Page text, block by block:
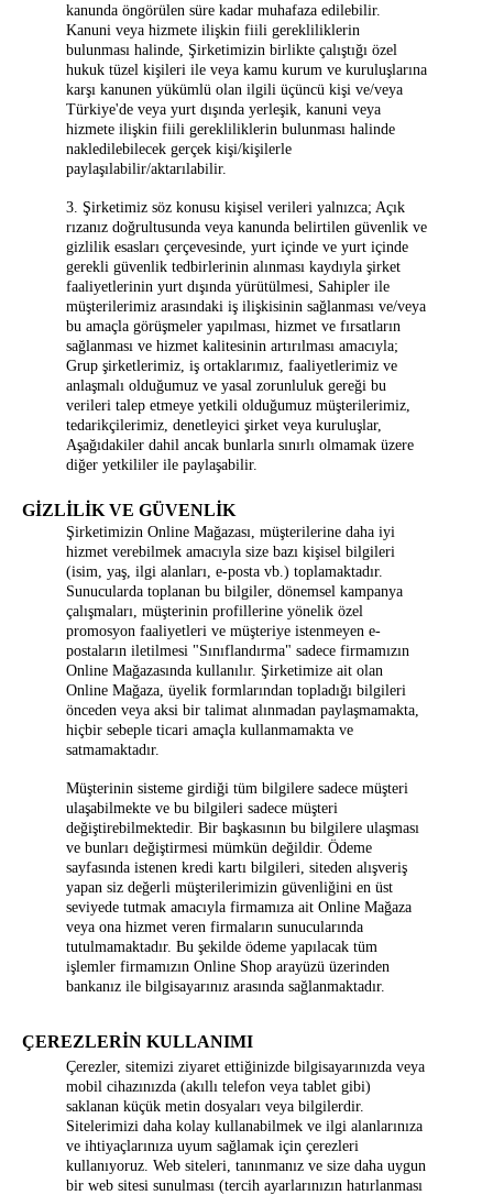
kanunda öngörülen süre kadar muhafaza edilebilir.
Kanuni veya hizmete ilişkin fiili gerekliliklerin
bulunması halinde, Şirketimizin birlikte çalıştığı özel
hukuk tüzel kişileri ile veya kamu kurum ve kuruluşlarına
karşı kanunen yükümlü olan ilgili üçüncü kişi ve/veya
Türkiye'de veya yurt dışında yerleşik, kanuni veya
hizmete ilişkin fiili gerekliliklerin bulunması halinde
nakledilebilecek gerçek kişi/kişilerle
paylaşılabilir/aktarılabilir.
3. Şirketimiz söz konusu kişisel verileri yalnızca; Açık
rızanız doğrultusunda veya kanunda belirtilen güvenlik ve
gizlilik esasları çerçevesinde, yurt içinde ve yurt içinde
gerekli güvenlik tedbirlerinin alınması kaydıyla şirket
faaliyetlerinin yurt dışında yürütülmesi, Sahipler ile
müşterilerimiz arasındaki iş ilişkisinin sağlanması ve/veya
bu amaçla görüşmeler yapılması, hizmet ve fırsatların
sağlanması ve hizmet kalitesinin artırılması amacıyla;
Grup şirketlerimiz, iş ortaklarımız, faaliyetlerimiz ve
anlaşmalı olduğumuz ve yasal zorunluluk gereği bu
verileri talep etmeye yetkili olduğumuz müşterilerimiz,
tedarikçilerimiz, denetleyici şirket veya kuruluşlar,
Aşağıdakiler dahil ancak bunlarla sınırlı olmamak üzere
diğer yetkililer ile paylaşabilir.
GİZLİLİK VE GÜVENLİK
Şirketimizin Online Mağazası, müşterilerine daha iyi
hizmet verebilmek amacıyla size bazı kişisel bilgileri
(isim, yaş, ilgi alanları, e-posta vb.) toplamaktadır.
Sunucularda toplanan bu bilgiler, dönemsel kampanya
çalışmaları, müşterinin profillerine yönelik özel
promosyon faaliyetleri ve müşteriye istenmeyen e-
postaların iletilmesi "Sınıflandırma" sadece firmamızın
Online Mağazasında kullanılır. Şirketimize ait olan
Online Mağaza, üyelik formlarından topladığı bilgileri
önceden veya aksi bir talimat alınmadan paylaşmamakta,
hiçbir sebeple ticari amaçla kullanmamakta ve
satmamaktadır.
Müşterinin sisteme girdiği tüm bilgilere sadece müşteri
ulaşabilmekte ve bu bilgileri sadece müşteri
değiştirebilmektedir. Bir başkasının bu bilgilere ulaşması
ve bunları değiştirmesi mümkün değildir. Ödeme
sayfasında istenen kredi kartı bilgileri, siteden alışveriş
yapan siz değerli müşterilerimizin güvenliğini en üst
seviyede tutmak amacıyla firmamıza ait Online Mağaza
veya ona hizmet veren firmaların sunucularında
tutulmamaktadır. Bu şekilde ödeme yapılacak tüm
işlemler firmamızın Online Shop arayüzü üzerinden
bankanız ile bilgisayarınız arasında sağlanmaktadır.
ÇEREZLERİN KULLANIMI
Çerezler, sitemizi ziyaret ettiğinizde bilgisayarınızda veya
mobil cihazınızda (akıllı telefon veya tablet gibi)
saklanan küçük metin dosyaları veya bilgilerdir.
Sitelerimizi daha kolay kullanabilmek ve ilgi alanlarınıza
ve ihtiyaçlarınıza uyum sağlamak için çerezleri
kullanıyoruz. Web siteleri, tanınmanız ve size daha uygun
bir web sitesi sunulması (tercih ayarlarınızın hatırlanması